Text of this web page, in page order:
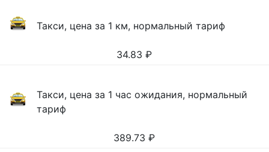
Такси, цена за 1 км, нормальный тариф
34.83 ₽
Такси, цена за 1 час ожидания, нормальный
тариф
389.73 ₽